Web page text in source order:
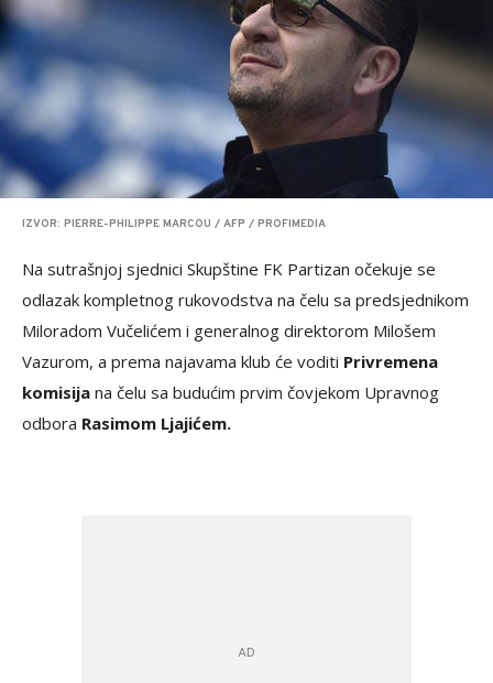
IZVOR: PIERRE-PHILIPPE MARCOU / AFP / PROFIMEDIA
Na sutrašnjoj sjednici Skupštine FK Partizan očekuje se
odlazak kompletnog rukovodstva na čelu sa predsjednikom
Miloradom Vučelićem i generalnog direktorom Milošem
Vazurom, a prema najavama klub će voditi Privremena
komisija na čelu sa budućim prvim čovjekom Upravnog
odbora Rasimom Ljajićem.